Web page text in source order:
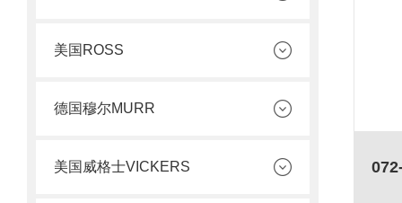
美国ROSS
德国穆尔MURR
美国威格士VICKERS